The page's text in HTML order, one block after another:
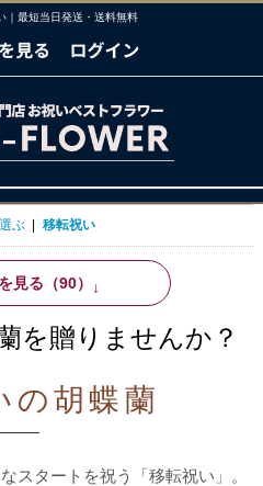
｜最短当日発送・送料無料
ぶ 移転祝い
見る（90） ↓
を贈りませんか？
の胡蝶蘭
スタートを祝う「移転祝い」。